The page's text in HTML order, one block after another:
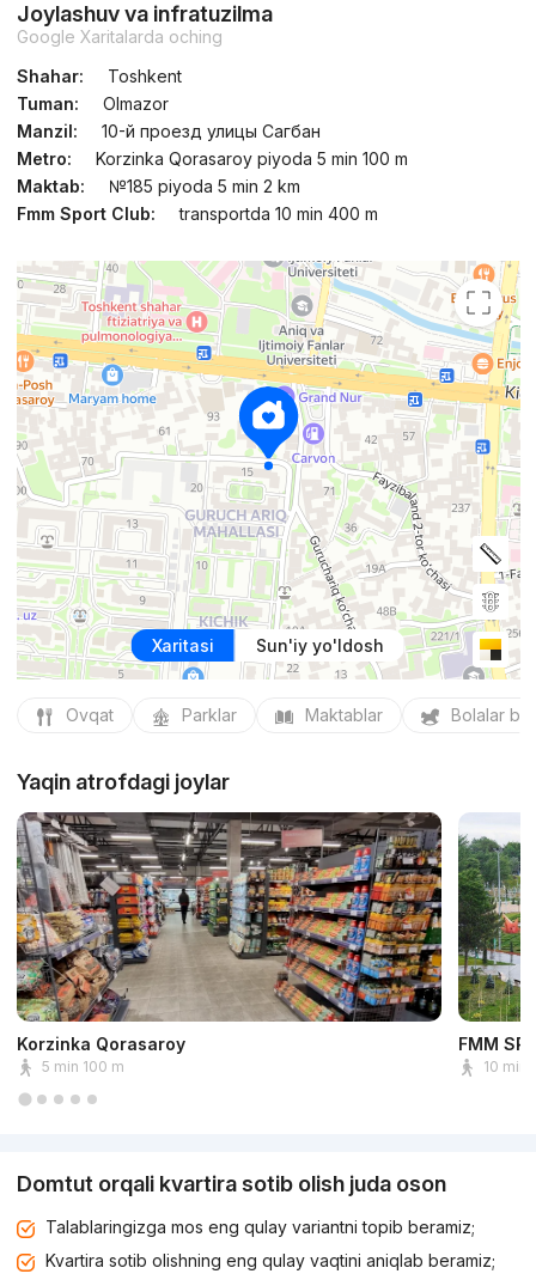
Joylashuv va infratuzilma
Google Xaritalarda oching
Shahar:
Toshkent
Tuman:
Olmazor
Manzil:
10-й проезд улицы Сагбан
Metro:
Korzinka Qorasaroy piyoda 5 min 100 m
Maktab:
№185 piyoda 5 min 2 km
Fmm Sport Club:
transportda 10 min 400 m
Xaritasi Sun'iy yo'ldosh
Ovqat Parklar Maktablar Bolalar
Yaqin atrofdagi joylar
Korzinka Qorasaroy
5 min 100 m
FMM
10 min
Domtut orqali kvartira sotib olish juda oson
Talablaringizga mos eng qulay variantni topib beramiz;
Kvartira sotib olishning eng qulay vaqtini aniqlab beramiz;